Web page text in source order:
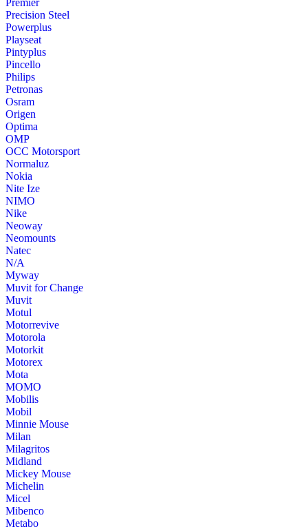
Premier
Precision Steel
Powerplus
Playseat
Pintyplus
Pincello
Philips
Petronas
Osram
Origen
Optima
OMP
OCC Motorsport
Normaluz
Nokia
Nite Ize
NIMO
Nike
Neoway
Neomounts
Natec
N/A
Myway
Muvit for Change
Muvit
Motul
Motorrevive
Motorola
Motorkit
Motorex
Mota
MOMO
Mobilis
Mobil
Minnie Mouse
Milan
Milagritos
Midland
Mickey Mouse
Michelin
Micel
Mibenco
Metabo